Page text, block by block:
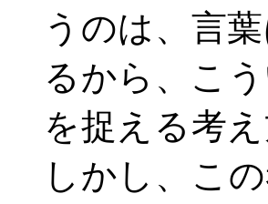
うのは、言
るから、こ
を捉える考
しかし、こ